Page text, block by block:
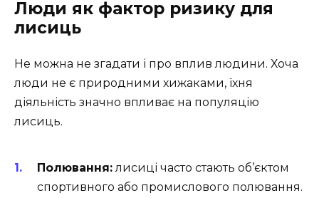
Люди як фактор ризику для
лисиць
Не можна не згадати і про вплив людини. Хоча
люди не є природними хижаками, їхня
діяльність значно впливає на популяцію
лисиць.
Полювання:лисиці часто стають об’єктом
спортивного або промислового полювання.